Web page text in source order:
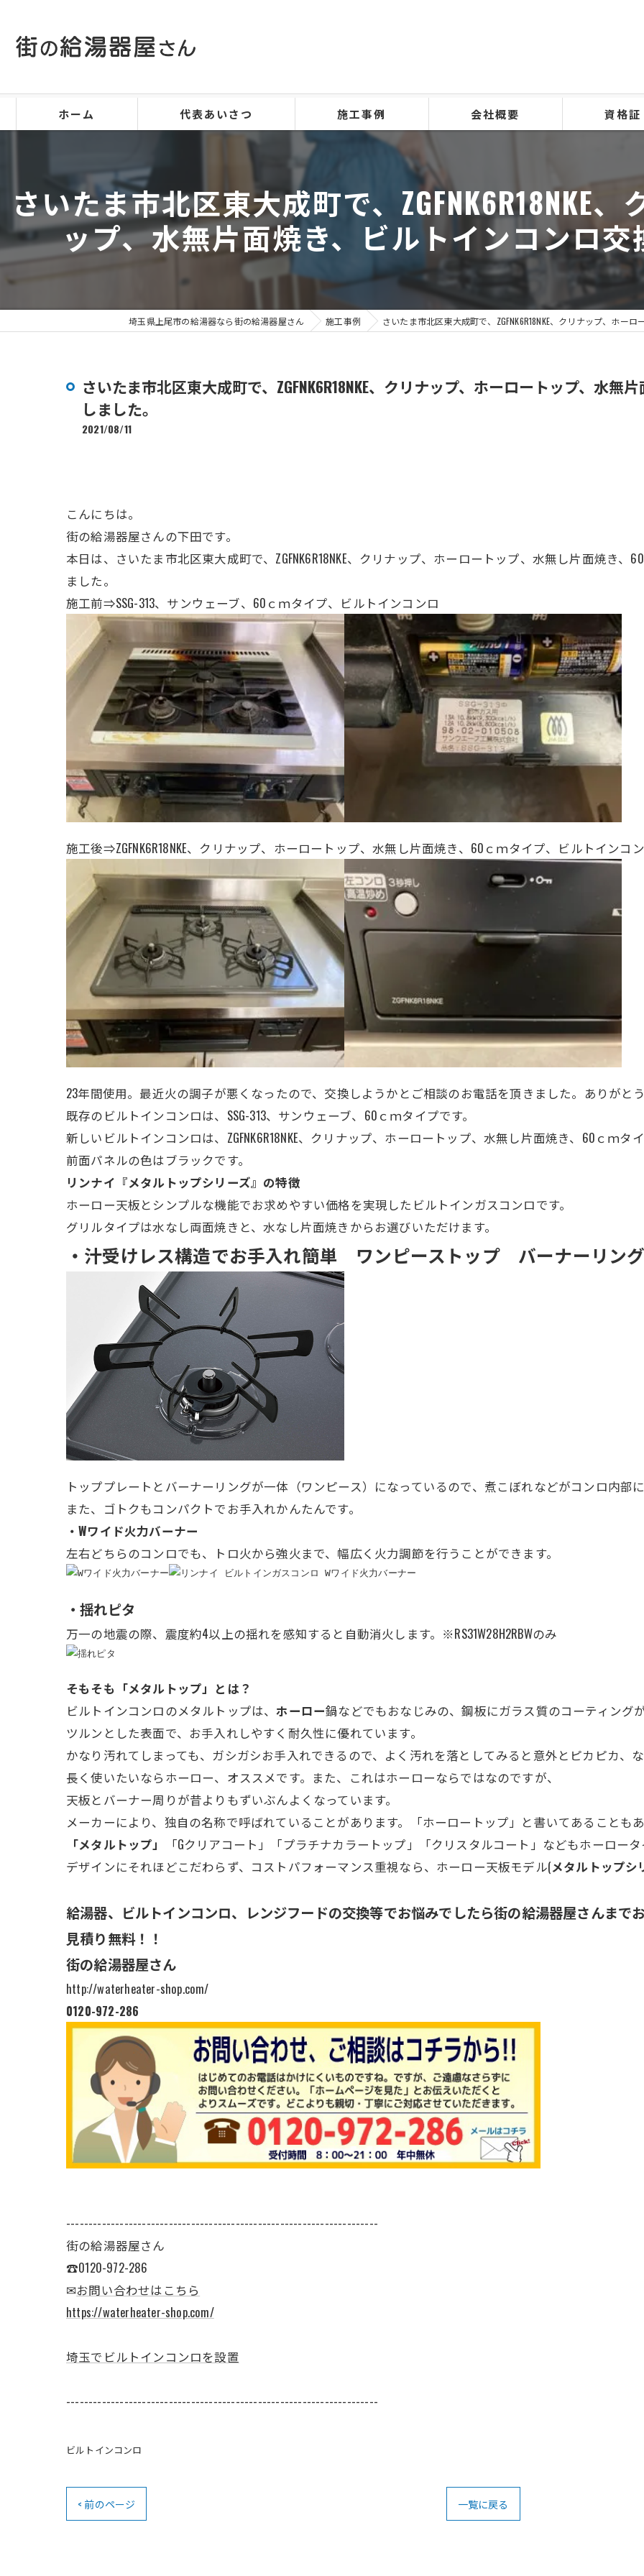
ホーム 代表あいさつ 施工事例 会社概要 資格証
さいたま市北区東大成町で、ZGFNK6R18NKE
ップ、水無片面焼き、ビルトインコンロ交
埼玉県上尾市の給湯器なら街の給湯器屋さん 施工事例 さいたま市北区東大成町で、ZGFNK6R18NKE、クリナップ、ホー
さいたま市北区東大成町で、ZGFNK6R18NKE、クリナップ、ホーロートップ、水無
しました。
2021/08/11
こんにちは。
街の給湯器屋さんの下田です。
本日は、さいたま市北区東大成町で、ZGFNK6R18NKE、クリナップ、ホーロートップ、 水無し片面焼き、
ました。
施工前⇒SSG-313、サンウェーブ、60ｃｍタイプ、ビルトインコンロ
施工後⇒ZGFNK6R18NKE、クリナップ、ホーロートップ、水無し片面焼き、 60ｃｍタイプ、ビルトインコ
23年間使用。最近火の調子が悪くなったので、交換しようかとご相談のお電話を頂きました。ありがとう
既存のビルトインコンロは、SSG-313、サンウェーブ、60ｃｍタイプです。
新しいビルトインコンロは、 ZGFNK6R18NKE、クリナップ、ホーロートップ、水無し片面焼き、 60ｃｍタ
前面パネルの色はブラックです。
リンナイ『メタルトップシリーズ』の特徴
ホーロー天板とシンプルな機能でお求めやすい価格を実現したビルトインガスコンロです。
グリルタイプは水なし両面焼きと、水なし片面焼きからお選びいただけます。
・汁受けレス構造でお手入れ簡単 ワンピーストップ バーナーリン
トッププレートとバーナーリングが一体（ワンピース）になっているので、煮こぼれなどがコンロ内部に
また、ゴトクもコンパクトでお手入れかんたんです。
・Wワイド火力バーナー
左右どちらのコンロでも、トロ火から強火まで、幅広く火力調節を行うことができます。
・揺れピタ
万一の地震の際、震度約4以上の揺れを感知すると自動消火します。※RS31W28H2RBWのみ
そもそも「メタルトップ」とは？
ビルトインコンロのメタルトップは、ホーロー鍋などでもおなじみの、鋼板にガラス質のコーティング
ツルンとした表面で、お手入れしやすく耐久性に優れています。
かなり汚れてしまっても、ガシガシお手入れできるので、よく汚れを落としてみると意外とピカピカ、
長く使いたいならホーロー、オススメです。また、これはホーローならではなのですが、
天板とバーナー周りが昔よりもずいぶんよくなっています。
メーカーにより、独自の名称で呼ばれていることがあります。「ホーロートップ」と書いてあることもあ
「メタルトップ」
「Gクリアコート」「プラチナカラートップ」「クリスタルコート」などもホーロータ
デザインにそれほどこだわらず、コストパフォーマンス重視なら、ホーロー天板モデル(メタルトップシ
給湯器、ビルトインコンロ、レンジフードの交換等でお悩みでしたら街の給湯器屋さんまで
見積り無料！！
街の給湯器屋さん
http://waterheater-shop.com/
0120-972-286
----------------------------------------------------------------------
街の給湯器屋さん
☎0120-972-286
✉お問い合わせはこちら
https://waterheater-shop.com/
埼玉でビルトインコンロを設置
----------------------------------------------------------------------
ビルトインコンロ
< 前のページ 一覧に戻る